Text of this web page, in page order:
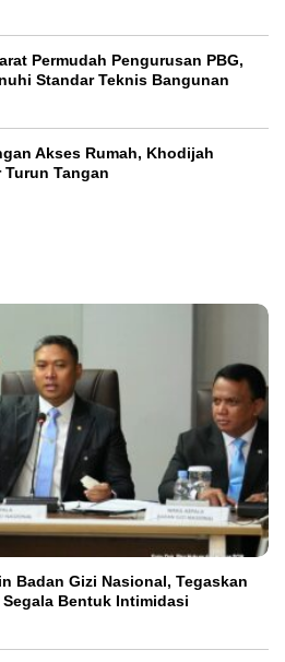
Permudah Pengurusan PBG,
Standar Teknis Bangunan
Akses Rumah, Khodijah
Turun Tangan
Badan Gizi Nasional, Tegaskan
Bentuk Intimidasi